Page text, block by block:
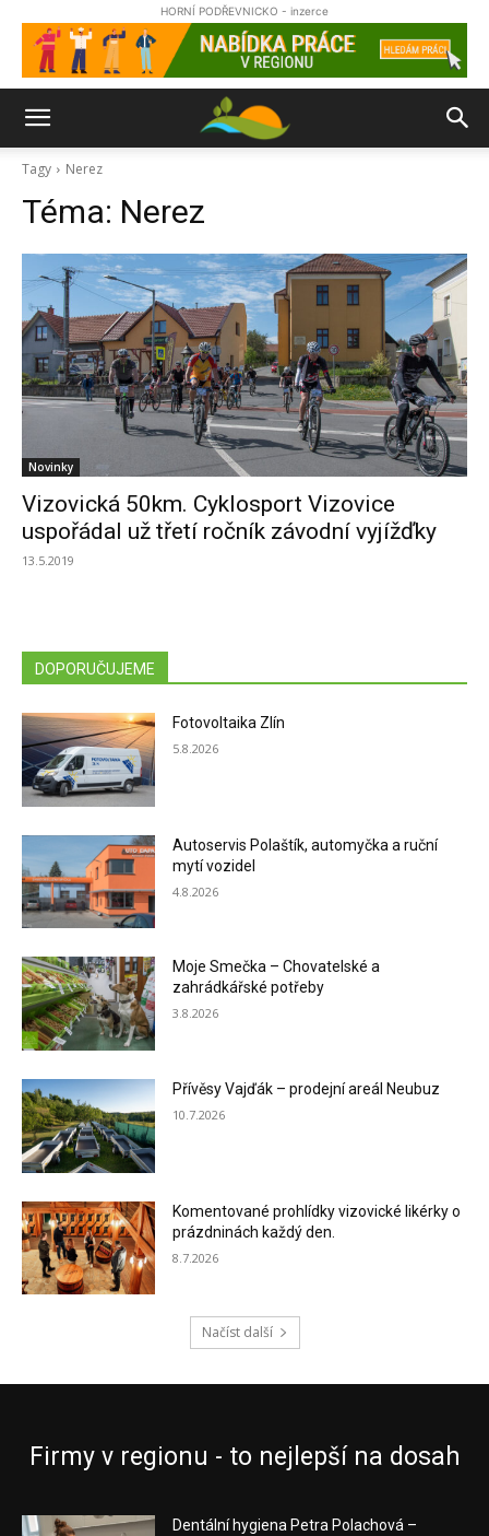
HORNÍ PODŘEVNICKO - inzerce
Tagy Nerez
Téma: Nerez
Novinky
Vizovická 50km. Cyklosport Vizovice
uspořádal už třetí ročník závodní vyjížďky
13.5.2019
DOPORUČUJEME
Fotovoltaika Zlín
5.8.2026
Autoservis Polaštík, automyčka a ruční
mytí vozidel
4.8.2026
Moje Smečka – Chovatelské a
zahrádkářské potřeby
3.8.2026
Přívěsy Vajďák – prodejní areál Neubuz
10.7.2026
Komentované prohlídky vizovické likérky o
prázdninách každý den.
8.7.2026
Načíst další
Firmy v regionu - to nejlepší na dosah
Dentální hygiena Petra Polachová –